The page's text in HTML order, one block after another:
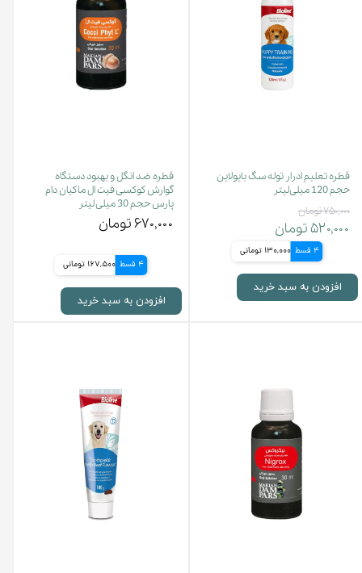
قطره تعلیم ادرار توله سگ بایولاین
حجم 120 میلی‌لیتر
۷۵۰,۰۰۰ تومان
۵۲۰,۰۰۰ تومان
4 قسط 130,000 تومانی
افزودن به سبد خرید
قطره ضد انگل و بهبود دستگاه
گوارش کوکسی فیت ال ماکیان دام
پارس حجم 30 میلی لیتر
۶۷۰,۰۰۰ تومان
4 قسط 167,500 تومانی
افزودن به سبد خرید